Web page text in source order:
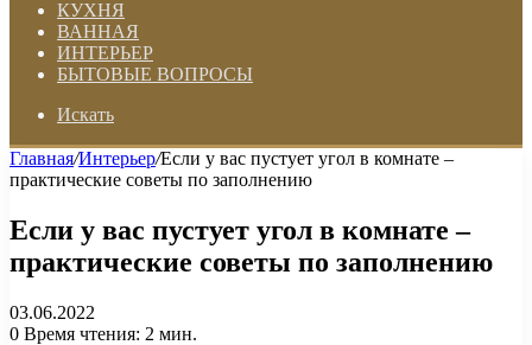
КУХНЯ
ВАННАЯ
ИНТЕРЬЕР
БЫТОВЫЕ ВОПРОСЫ
Искать
Главная/Интерьер/Если у вас пустует угол в комнате –
практические советы по заполнению
Если у вас пустует угол в комнате –
практические советы по заполнению
03.06.2022
0 Время чтения: 2 мин.